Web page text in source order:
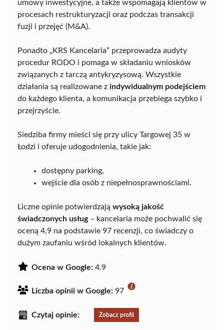
umowy inwestycyjne, a także wspomagają klientów w
procesach restrukturyzacji oraz podczas transakcji
fuzji i przejęć (M&A).
Ponadto „KRS Kancelaria” przeprowadza audyty
procedur RODO i pomaga w składaniu wniosków
związanych z tarczą antykryzysową. Wszystkie
działania są realizowane z indywidualnym podejściem
do każdego klienta, a komunikacja przebiega szybko i
przejrzyście.
Siedziba firmy mieści się przy ulicy Targowej 35 w
Łodzi i oferuje udogodnienia, takie jak:
dostępny parking,
wejście dla osób z niepełnosprawnościami.
Liczne opinie potwierdzają wysoką jakość
świadczonych usług– kancelaria może pochwalić się
oceną 4,9 na podstawie 97 recenzji, co świadczy o
dużym zaufaniu wśród lokalnych klientów.
Ocena w Google: 4.9
Liczba opinii w Google: 97
Czytaj opinie: Zobacz profil